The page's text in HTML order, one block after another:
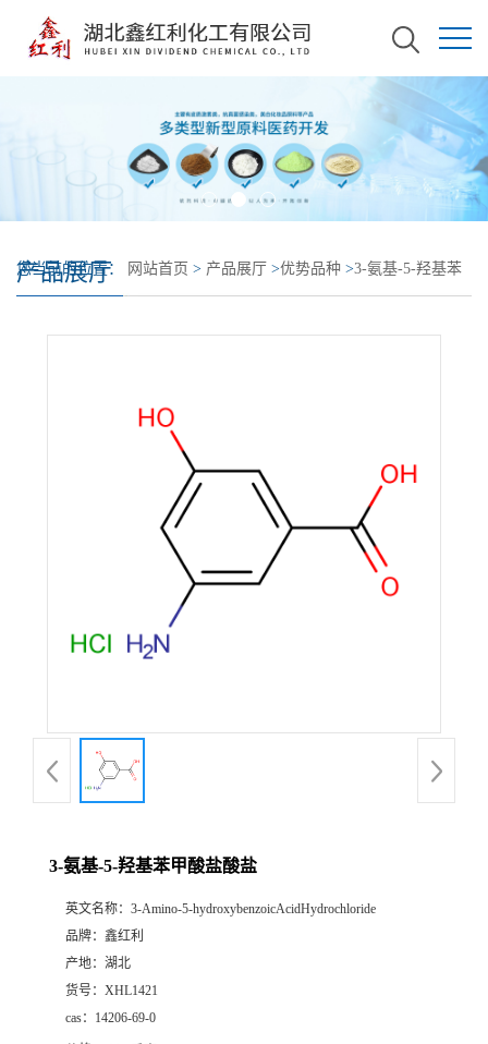
产品展厅
您当前的位置： 网站首页 > 产品展厅 >优势品种 >3-氨基-5-羟基苯
3-氨基-5-羟基苯甲酸盐酸盐
英文名称： 3-Amino-5-hydroxybenzoicAcidHydrochloride
品牌： 鑫红利
产地： 湖北
货号： XHL1421
cas： 14206-69-0